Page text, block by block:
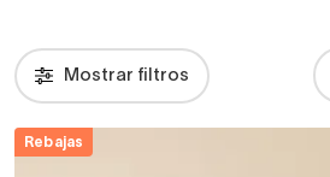
Mostrar filtros
Rebajas